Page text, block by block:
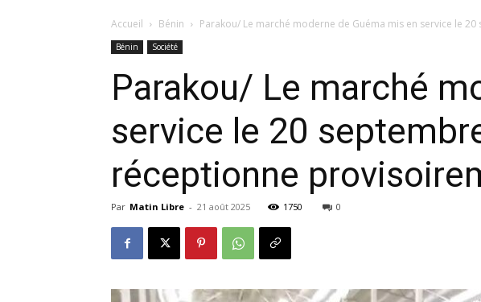
Accueil Bénin Parakou/ Le marché moderne de Guéma mis en service le 20
Bénin Société
Parakou/ Le marché
service le 20
réceptionne
Par Matin Libre - 21 août 2025 1750 0